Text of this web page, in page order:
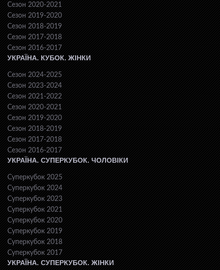
Сезон 2020-2021
Сезон 2019-2020
Сезон 2018-2019
Сезон 2017-2018
Сезон 2016-2017
УКРАЇНА. КУБОК. ЖІНКИ
Сезон 2024-2025
Сезон 2023-2024
Сезон 2021-2022
Сезон 2020-2021
Сезон 2019-2020
Сезон 2018-2019
Сезон 2017-2018
Сезон 2016-2017
УКРАЇНА. СУПЕРКУБОК. ЧОЛОВІКИ
Суперкубок 2025
Суперкубок 2024
Суперкубок 2023
Суперкубок 2021
Суперкубок 2020
Суперкубок 2019
Суперкубок 2018
Суперкубок 2017
УКРАЇНА. СУПЕРКУБОК. ЖІНКИ